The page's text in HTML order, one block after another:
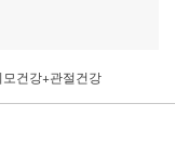
건강+관절건강